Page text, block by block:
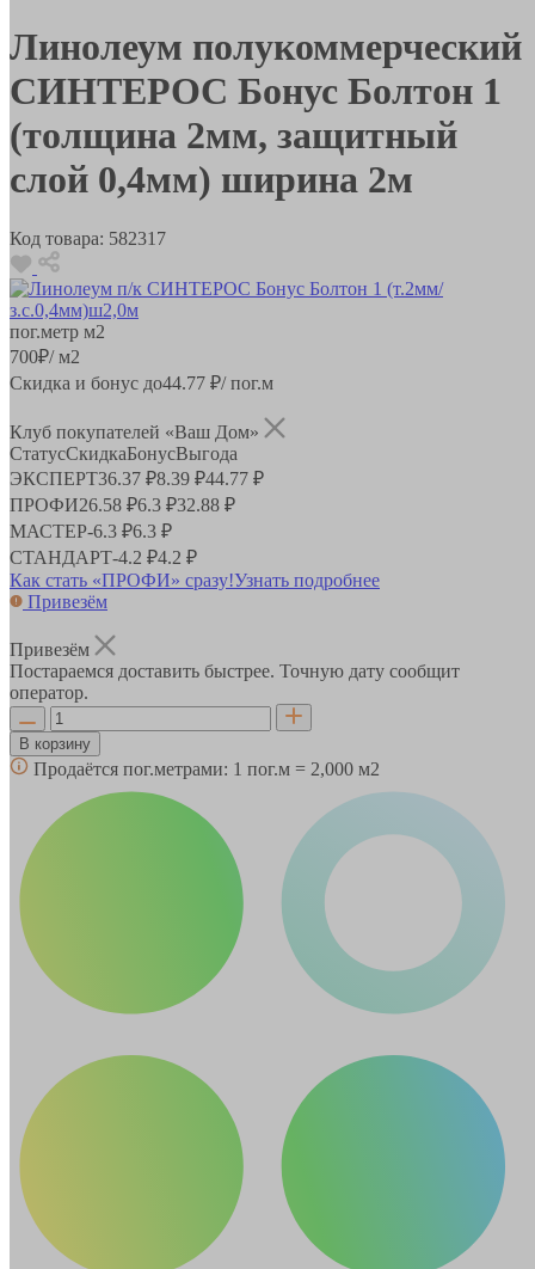
Линолеум полукоммерческий
СИНТЕРОС Бонус Болтон 1
(толщина 2мм, защитный
слой 0,4мм) ширина 2м
Код товара: 582317
пог.метр м2
700₽/ м2
Скидка и бонус до44.77 ₽/ пог.м
Клуб покупателей «Ваш Дом»
СтатусСкидкаБонусВыгода
ЭКСПЕРТ36.37 ₽8.39 ₽44.77 ₽
ПРОФИ26.58 ₽6.3 ₽32.88 ₽
МАСТЕР-6.3 ₽6.3 ₽
СТАНДАРТ-4.2 ₽4.2 ₽
Как стать «ПРОФИ» сразу!Узнать подробнее
Привезём
Привезём
Постараемся доставить быстрее. Точную дату сообщит
оператор.
В корзину
Продаётся пог.метрами: 1 пог.м = 2,000 м2